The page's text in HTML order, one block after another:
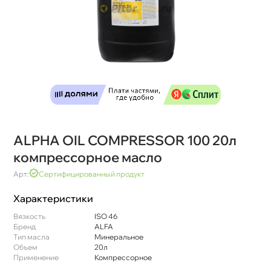
ALPHA OIL COMPRESSOR 100 20л
компрессорное масло
Арт: Сертифицированный продукт
Характеристики
язкость
ISO 46
Бренд
ALFA
Тип масла
Минеральное
Объем
20л
Применение
Компрессорное